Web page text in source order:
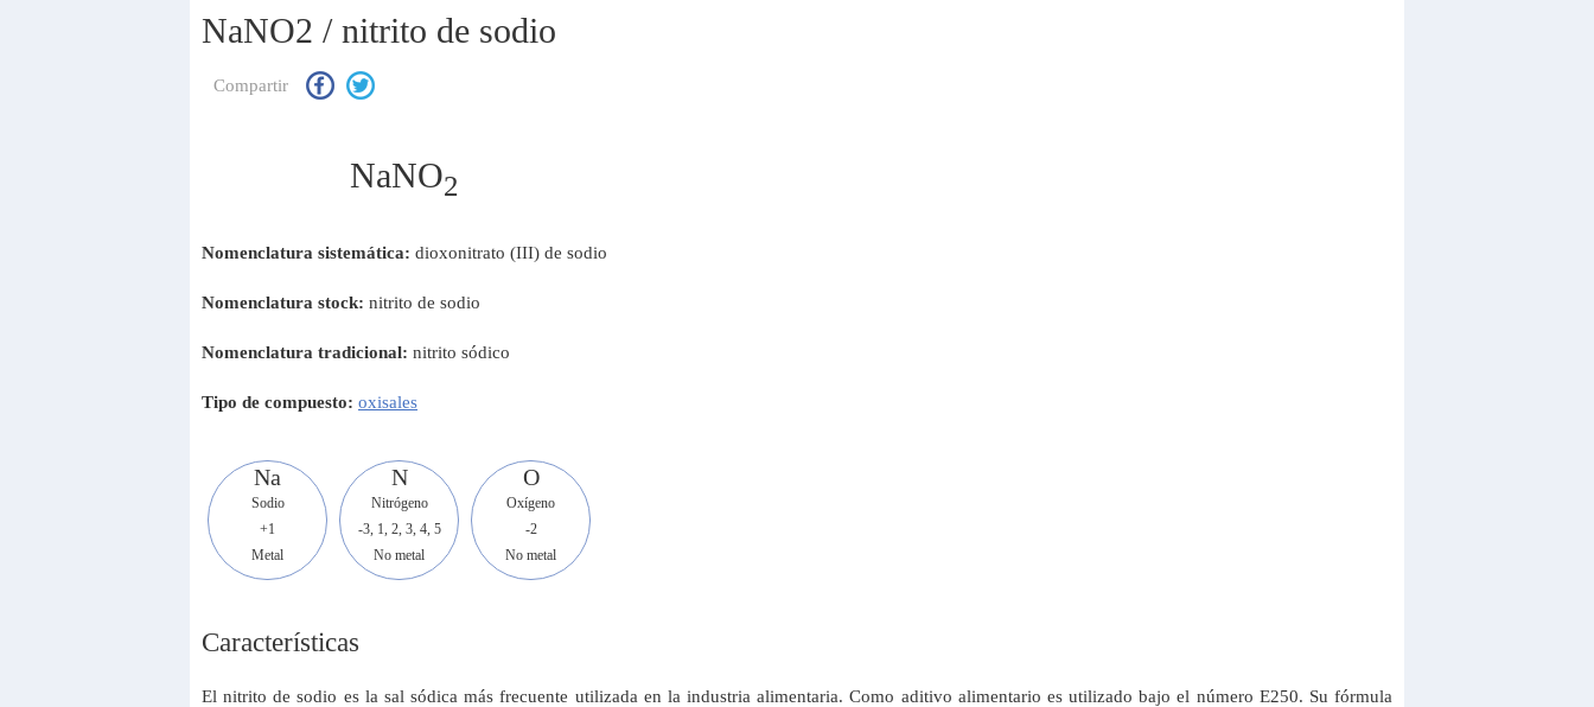
NaNO2 / nitrito de sodio
Compartir
NaNO2
Nomenclatura sistemática: dioxonitrato (III) de sodio
Nomenclatura stock: nitrito de sodio
Nomenclatura tradicional: nitrito sódico
Tipo de compuesto: oxisales
Na
Sodio
+1
Metal
N
Nitrógeno
-3, 1, 2, 3, 4, 5
No metal
O
Oxígeno
-2
No metal
Características
El nitrito de sodio es la sal sódica más frecuente utilizada en la industria alimentaria. Como aditivo alimentario es utilizado bajo el número E250. Su fórmula